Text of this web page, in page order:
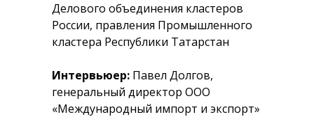
Делового объединения кластеров
России, правления Промышленного
кластера Республики Татарстан
Интервьюер: Павел Долгов,
генеральный директор ООО
«Международный импорт и экспорт»